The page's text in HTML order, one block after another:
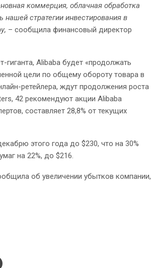
коммерция, облачная обработка
стратегии инвестирования в
– сообщила финансовый директор
Alibaba будет «продолжать
цели по общему обороту товара в
ретейлера, ждут продолжения роста
42 рекомендуют акции Alibaba
составляет 28,8% от текущих
этого года до $230, что на 30%
на 22%, до $216.
об увеличении убытков компании,